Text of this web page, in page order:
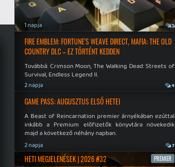
1 napja 5
FIRE EMBLEM: FORTUNE'S WEAVE DIRECT, MAFIA: THE OLD
COUNTRY DLC – EZ TÖRTÉNT KEDDEN
Továbbá: Crimson Moon, The Walking Dead: Streets of
Survival, Endless Legend II.
2 napja 4
GAME PASS: AUGUSZTUS ELSŐ HETEI
A Beast of Reincarnation premier árnyékában ezúttal
inkább a Premium előfizetők könyvtára növekedik
majd a következő néhány napban.
2 napja 7
HETI MEGJELENÉSEK | 2026 #32 PREMIER